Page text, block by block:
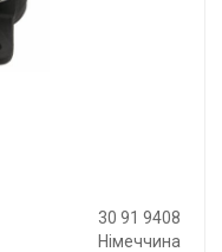
30 91 9408
Німеччина